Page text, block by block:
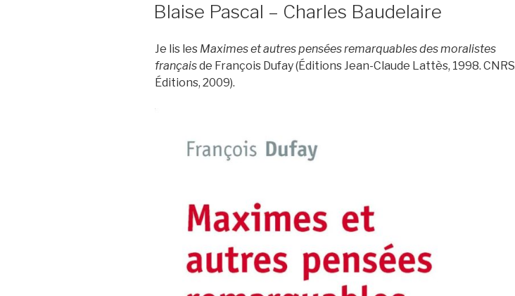
Blaise Pascal – Charles Baudelaire
Je lis les Maximes et autres pensées remarquables des moralistes
françaisde François Dufay (Éditions Jean-Claude Lattès, 1998. CNRS
Éditions, 2009).